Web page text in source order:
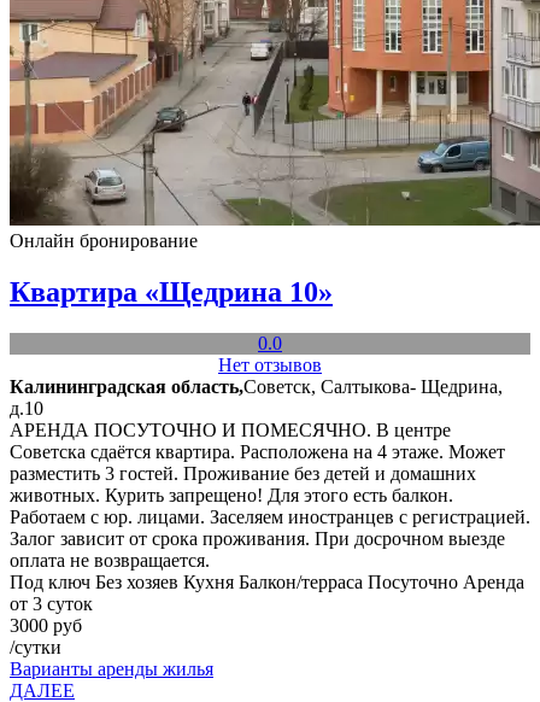
Онлайн бронирование
Квартира «Щедрина 10»
0.0
Нет отзывов
Калининградская область,Советск, Салтыкова- Щедрина,
д.10
АРЕНДА ПОСУТОЧНО И ПОМЕСЯЧНО. В центре
Советска сдаётся квартира. Расположена на 4 этаже. Может
разместить 3 гостей. Проживание без детей и домашних
животных. Курить запрещено! Для этого есть балкон.
Работаем с юр. лицами. Заселяем иностранцев с регистрацией.
Залог зависит от срока проживания. При досрочном выезде
оплата не возвращается.
Под ключ Без хозяев Кухня Балкон/терраса Посуточно Аренда
от 3 суток
3000 руб
/сутки
Варианты аренды жилья
ДАЛЕЕ